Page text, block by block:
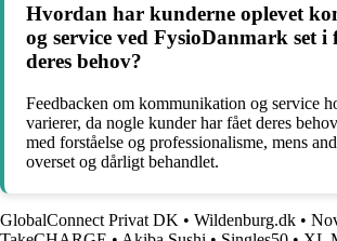
Hvordan har kunderne oplevet
og service ved FysioDanmark set
deres behov?
Feedbacken om kommunikation og service
varierer, da nogle kunder har fået deres
med forståelse og professionalisme, mens
overset og dårligt behandlet.
GlobalConnect Privat DK • Wildenburg.dk •